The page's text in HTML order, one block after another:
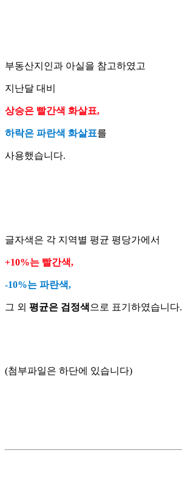
부동산지인과 아실을 참고하였고
지난달 대비
상승은 빨간색 화살표,
하락은 파란색 화살표를
사용했습니다.
글자색은 각 지역별 평균 평당가에서
+10%는 빨간색,
-10%는 파란색,
그 외 평균은 검정색 으로 표기하였습니다.
(첨부파일은 하단에 있습니다)